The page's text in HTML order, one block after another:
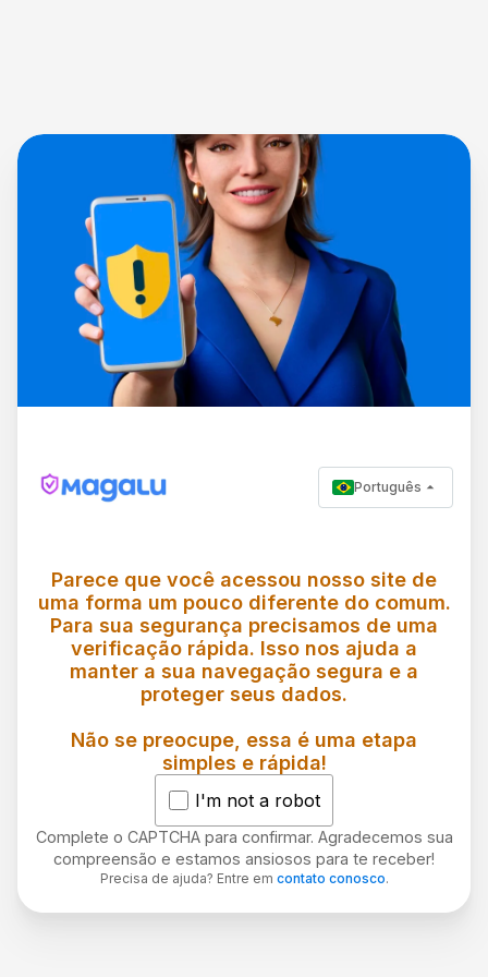
Português
Parece que você acessou nosso site de
uma forma um pouco diferente do comum.
Para sua segurança precisamos de uma
verificação rápida. Isso nos ajuda a
manter a sua navegação segura e a
proteger seus dados.
Não se preocupe, essa é uma etapa
simples e rápida!
I'm not a robot
Complete o CAPTCHA para confirmar. Agradecemos sua
compreensão e estamos ansiosos para te receber!
Precisa de ajuda? Entre em contato conosco.